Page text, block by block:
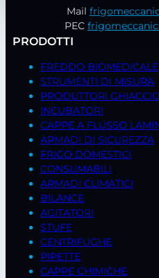
Mail
PEC
PRODOTTI
FREDDO BIOMEDICALE
STRUMENTI DI MISURA
PRODUTTORI GHIACCIO
INCUBATORI
CAPPE A FLUSSO
ARMADI DI SICUREZZA
FRIGO DOMESTICI
CONSUMABILI
ARMADI CLIMATICI
BILANCE
AGITATORI
STUFE
CENTRIFUGHE
PIPETTE
CAPPE CHIMICHE